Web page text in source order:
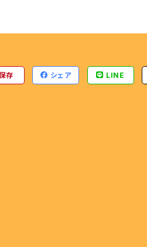
存 シェア LINE